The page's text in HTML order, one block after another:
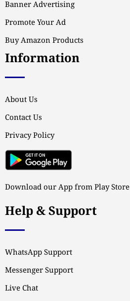
Banner Advertising
Promote Your Ad
Buy Amazon Products
Information
About Us
Contact Us
Privacy Policy
Download our App from Play Store
Help & Support
WhatsApp Support
Messenger Support
Live Chat